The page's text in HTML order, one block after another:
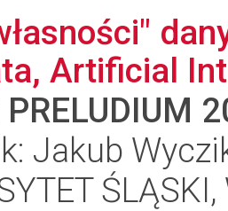
Artificial
PRELUDIUM
Jakub